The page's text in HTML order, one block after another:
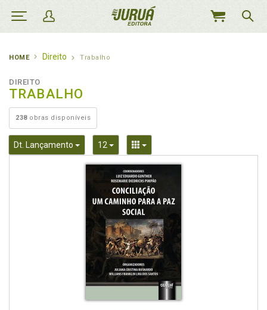
MEU
HOME Direito Trabalho
DIREITO
TRABALHO
238obras disponíveis
Dt. Lançamento Toggle Dropdown
12 Toggle DropdownToggle Dropdown